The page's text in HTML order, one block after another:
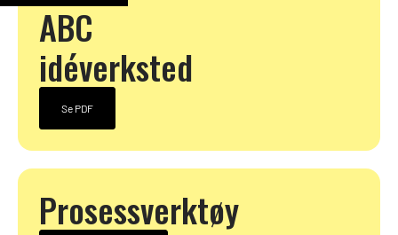
ABC
idéverksted
Se PDF
Prosessverktøy